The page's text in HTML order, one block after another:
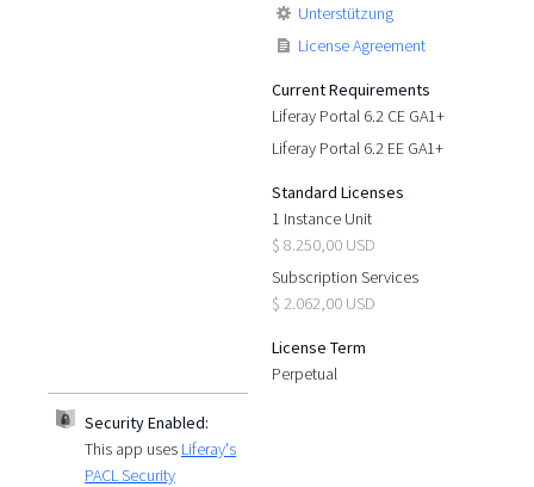
Unterstützung
License Agreement
Current Requirements
Liferay Portal 6.2 CE GA1+
Liferay Portal 6.2 EE GA1+
Standard Licenses
1 Instance Unit
$ 8.250,00 USD
Subscription Services
$ 2.062,00 USD
License Term
Perpetual
Security Enabled:
This app uses Liferay's
PACL Security